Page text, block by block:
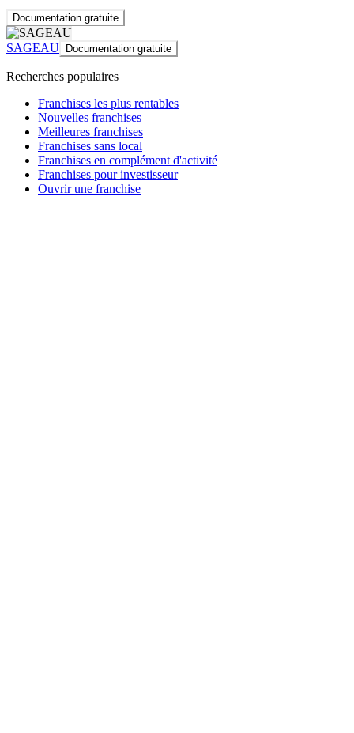
Documentation gratuite
SAGEAU Documentation gratuite
Recherches populaires
Franchises les plus rentables
Nouvelles franchises
Meilleures franchises
Franchises sans local
Franchises en complément d'activité
Franchises pour investisseur
Ouvrir une franchise